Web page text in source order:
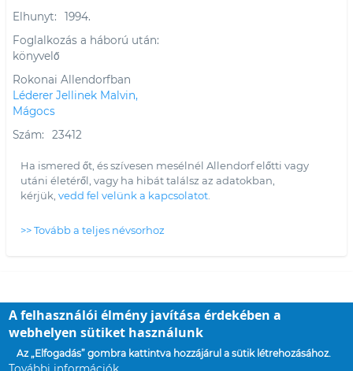
Elhunyt
1994.
Foglalkozás a háború után
könyvelő
Rokonai Allendorfban
Léderer Jellinek Malvin,
Mágocs
Szám
23412
Ha ismered őt, és szívesen mesélnél Allendorf előtti vagy
utáni életéről, vagy ha hibát találsz az adatokban,
kérjük, vedd fel velünk a kapcsolatot
>> Tovább a teljes névsorhoz
Copyright 2021 - All Rights Reserved web: NetContent
A felhasználói élmény javítása érdekében a
webhelyen sütiket használunk
Az „Elfogadás” gombra kattintva hozzájárul a sütik létrehozásához.